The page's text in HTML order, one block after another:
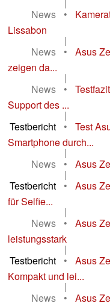
News
•
Lissabon
|
News
•
Asus
zeigen da...
|
News
•
Support des ...
|
Testbericht
•
Test
Smartphone durch...
|
News
• Asus
|
Testbericht
•
Asus
für Selfie...
|
News
•
Asus
leistungsstark
|
Testbericht
•
Asus
Kompakt und lei...
|
News
•
Asus